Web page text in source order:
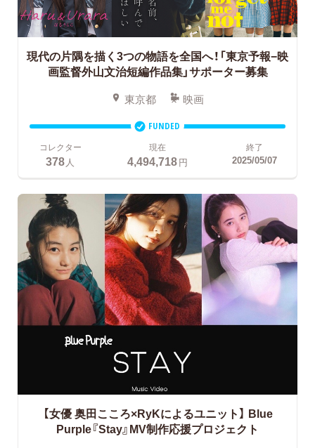
現代の片隅を描く3つの物語を全国へ！「東京予報−映
画監督外山文治短編作品集」サポーター募集
東京都 映画
FUNDED
コレクター
378 人
現在
4,494,718円
終了
2025/05/07
【女優 奥田こころ×RyKによるユニット】 Blue
Purple『Stay』MV制作応援プロジェクト